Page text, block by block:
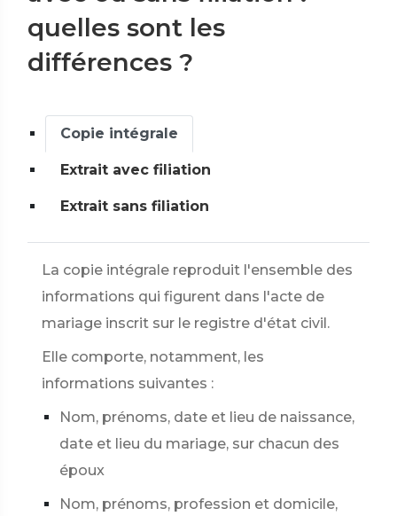
quelles sont les
différences ?
Copie intégrale
Extrait avec filiation
Extrait sans filiation
La copie intégrale reproduit l'ensemble des
informations qui figurent dans l'acte de
mariage inscrit sur le registre d'état civil.
Elle comporte, notamment, les
informations suivantes :
Nom, prénoms, date et lieu de naissance,
date et lieu du mariage, sur chacun des
époux
Nom, prénoms, profession et domicile,